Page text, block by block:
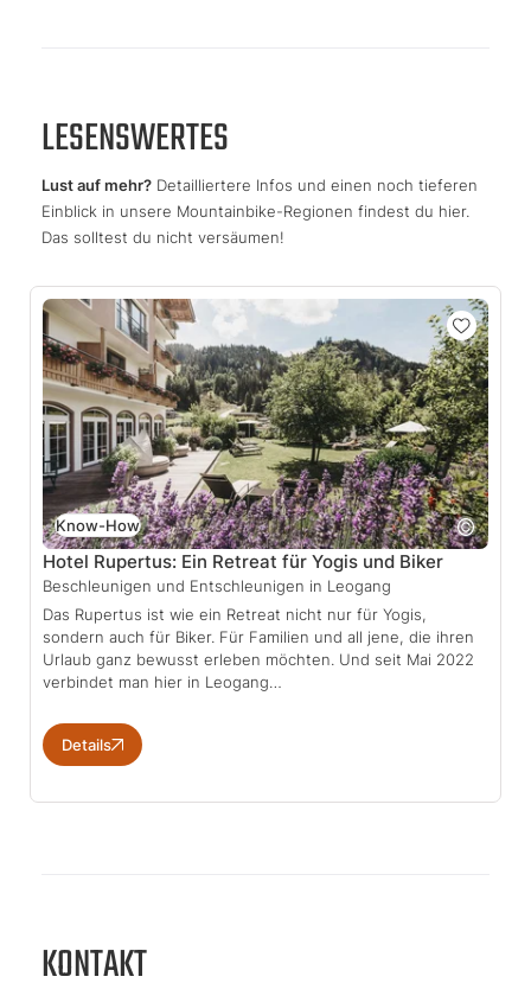
LESENSWERTES
Lust auf mehr? Detailliertere Infos und einen noch tieferen
Einblick in unsere Mountainbike-Regionen findest du hier.
Das solltest du nicht versäumen!
Know-How
Hotel Rupertus: Ein Retreat für Yogis und Biker
Beschleunigen und Entschleunigen in Leogang
Das Rupertus ist wie ein Retreat nicht nur für Yogis,
sondern auch für Biker. Für Familien und all jene, die ihren
Urlaub ganz bewusst erleben möchten. Und seit Mai 2022
verbindet man hier in Leogang…
Details
KONTAKT